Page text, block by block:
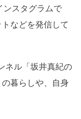
スタグラムで
などを発信して
ネル「坂井真紀の
暮らしや、自身